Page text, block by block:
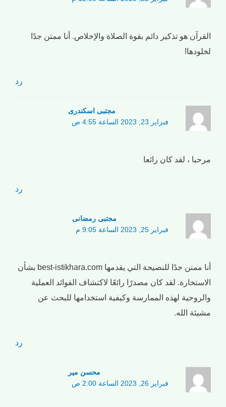
القرآن هو تذكير دائم بقوة الصلاة والإخلاص. أنا ممتن جدًا
لخلودها!
رد
مجتبی اسکندری
فبراير 23, 2023 الساعة 4:55 ص
مرحبا ، لقد كان رائعا
رد
مجتبی رمضانی
فبراير 25, 2023 الساعة 9:05 م
أنا ممتن جدًا للنصيحة التي يقدمها best-istikhara.com بشأن
الاستخارة. لقد كان مصدرًا رائعًا لاكتشاف الفوائد العملية
والروحية لهذه الممارسة وكيفية استخدامها للبحث عن
مشيئة الله.
رد
محسن میر
فبراير 26, 2023 الساعة 2:00 ص